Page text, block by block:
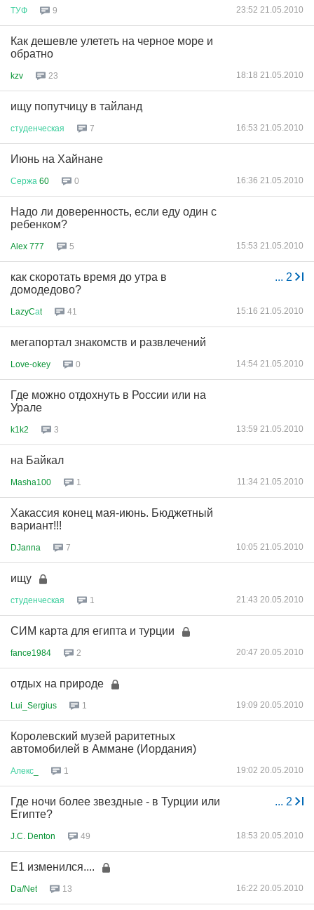
ТУФ 9 23:52 21.05.2010
Как дешевле улететь на черное море и
обратно
kzv 23 18:18 21.05.2010
ищу попутчицу в тайланд
студенческая 7 16:53 21.05.2010
Июнь на Хайнане
Сержа 60 0 16:36 21.05.2010
Надо ли доверенность, если еду один с
ребенком?
Alex 777 5 15:53 21.05.2010
... 2
как скоротать время до утра в
домодедово?
LazyCаt 41 15:16 21.05.2010
мегапортал знакомств и развлечений
Love-okey 0 14:54 21.05.2010
Где можно отдохнуть в России или на
Урале
k1k2 3 13:59 21.05.2010
на Байкал
Masha100 1 11:34 21.05.2010
Хакассия конец мая-июнь. Бюджетный
вариант!!!
DJanna 7 10:05 21.05.2010
ищу
студенческая 1 21:43 20.05.2010
СИМ карта для египта и турции
fance1984 2 20:47 20.05.2010
отдых на природе
Lui_Sergius 1 19:09 20.05.2010
Королевский музей раритетных
автомобилей в Аммане (Иордания)
Алекс 1 19:02 20.05.2010
... 2
Где ночи более звездные - в Турции или
Египте?
J.C. Denton 49 18:53 20.05.2010
Е1 изменился....
Da/Net 13 16:22 20.05.2010